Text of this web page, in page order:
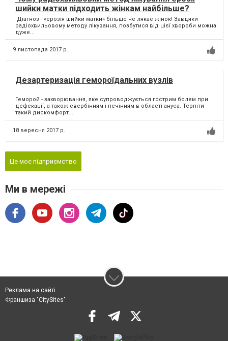
шийки матки підходить жінкам найбільше?
Діагноз - «ерозія шийки матки» більше не лякає жінок! Завдяки
радіохвильовому методу лікування, позбутися від цієї хвороби можна
дуже...
9 листопада 2017 р.
Дезартеризація гемороїдальних вузлів
Геморой - захворювання, яке супроводжується гострим болем при
дефекації, а також свербінням і печінням в області ануса. Терпіти
такий дискомфорт...
18 вересня 2017 р.
Це моє підприємство
Ми в мережі
Реклама на сайті
Франшиза "CitySites"